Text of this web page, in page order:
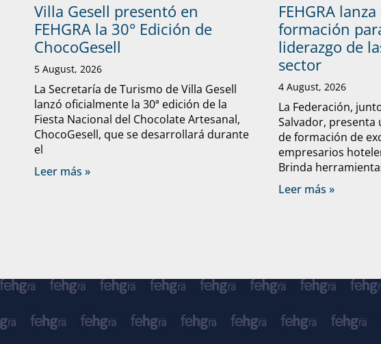
Villa Gesell presentó en
FEHGRA la 30° Edición de
ChocoGesell
5 August, 2026
La Secretaría de Turismo de Villa Gesell
lanzó oficialmente la 30ª edición de la
Fiesta Nacional del Chocolate Artesanal,
ChocoGesell, que se desarrollará durante
el
Leer más »
FEHGRA
formación
liderazgo de
sector
4 August, 2026
La Federación,
Salvador, presenta
de formación de
empresarios
Brinda
Leer más »